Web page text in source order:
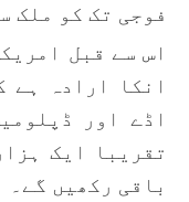
فوجی تک کو ملک
اس سے قبل
انکا ارادہ ہے
اڈے اور
تقریبا ایک
باقی رکھیں گے۔